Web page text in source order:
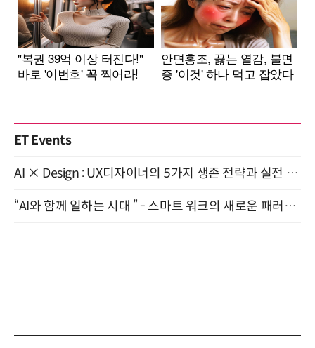
ET Events
AI × Design : UX디자이너의 5가지 생존 전략과 실전 대응 8월 28일 개최
“AI와 함께 일하는 시대 ” - 스마트 워크의 새로운 패러다임 (9/11)